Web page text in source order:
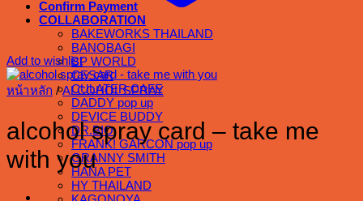
Confirm Payment
COLLABORATION
BAKEWORKS THAILAND
BANOBAGI
BP WORLD
CESAR
CULATER CAFE
DADDY pop up
DEVICE BUDDY
DR.BIO
FRANK! GARCON pop up
GRANNY SMITH
HANA PET
HY THAILAND
Add to wishlist
หน้าหลัก / ALCOHOL SPRAY
alcohol spray card – take me
with you